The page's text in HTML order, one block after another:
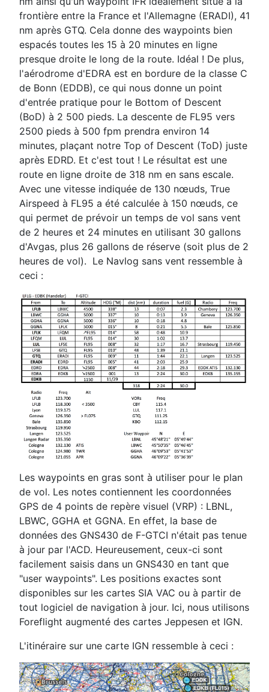
frontière entre la France et l'Allemagne (ERADI), 41
nm après GTQ. Cela donne des waypoints bien
espacés toutes les 15 à 20 minutes en ligne
presque droite le long de la route. Idéal ! De plus,
l'aérodrome d'EDRA est en bordure de la classe C
de Bonn (EDDB), ce qui nous donne un point
d'entrée pratique pour le Bottom of Descent
(BoD) à 2 500 pieds. La descente de FL95 vers
2500 pieds à 500 fpm prendra environ 14
minutes, plaçant notre Top of Descent (ToD) juste
après EDRD. Et c'est tout ! Le résultat est une
route en ligne droite de 318 nm en sans escale.
Avec une vitesse indiquée de 130 nœuds, True
Airspeed à FL95 a été calculée à 150 nœuds, ce
qui permet de prévoir un temps de vol sans vent
de 2 heures et 24 minutes en utilisant 30 gallons
d'Avgas, plus 26 gallons de réserve (soit plus de 2
heures de vol). Le Navlog sans vent ressemble à
ceci :
Les waypoints en gras sont à utiliser pour le plan
de vol. Les notes contiennent les coordonnées
GPS de 4 points de repère visuel (VRP) : LBNL,
LBWC, GGHA et GGNA. En effet, la base de
données des GNS430 de F-GTCI n'était pas tenue
à jour par l'ACD. Heureusement, ceux-ci sont
facilement saisis dans un GNS430 en tant que
"user waypoints". Les positions exactes sont
disponibles sur les cartes SIA VAC ou à partir de
tout logiciel de navigation à jour. Ici, nous utilisons
Foreflight augmenté des cartes Jeppesen et IGN.
L'itinéraire sur une carte IGN ressemble à ceci :